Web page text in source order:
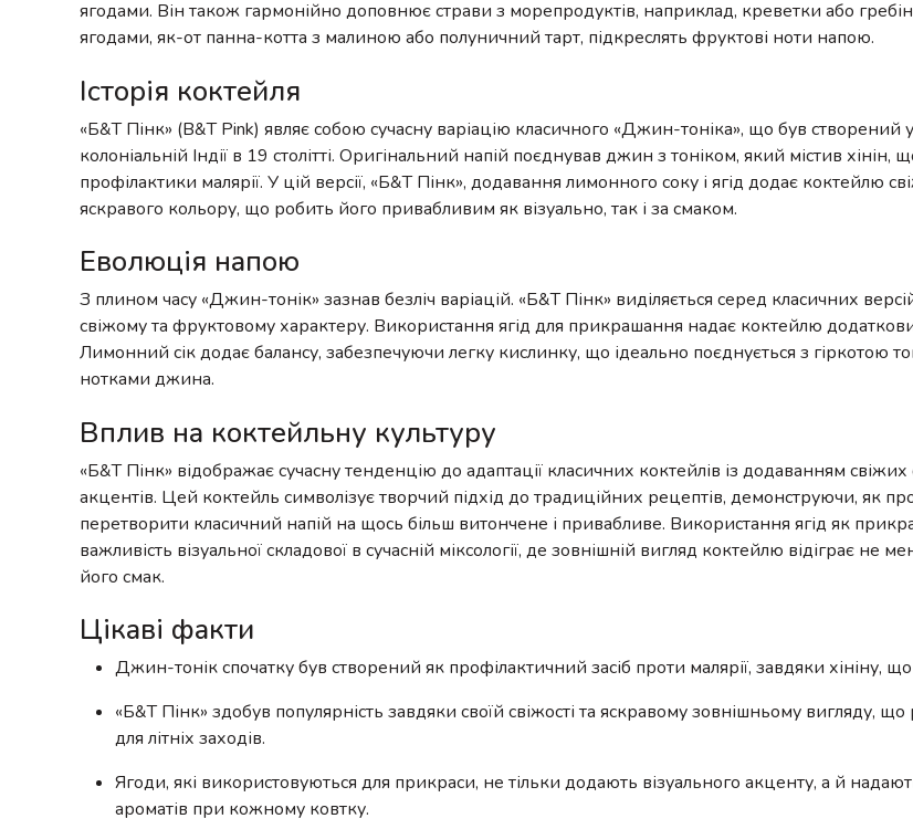
ягодами. Він також гармонійно доповнює страви з морепродуктів, наприклад, креветки або
ягодами, як-от панна-котта з малиною або полуничний тарт, підкреслять фруктові ноти напою.
Історія коктейля
«Б&Т Пінк» (B&T Pink) являє собою сучасну варіацію класичного «Джин-тоніка», що був створений
колоніальній Індії в 19 столітті. Оригінальний напій поєднував джин з тоніком, який містив хінін,
профілактики малярії. У цій версії, «Б&Т Пінк», додавання лимонного соку і ягід додає коктейлю
яскравого кольору, що робить його привабливим як візуально, так і за смаком.
Еволюція напою
З плином часу «Джин-тонік» зазнав безліч варіацій. «Б&Т Пінк» виділяється серед класичних
свіжому та фруктовому характеру. Використання ягід для прикрашання надає коктейлю
Лимонний сік додає балансу, забезпечуючи легку кислинку, що ідеально поєднується з гіркотою
нотками джина.
Вплив на коктейльну культуру
«Б&Т Пінк» відображає сучасну тенденцію до адаптації класичних коктейлів із додаванням свіжих
акцентів. Цей коктейль символізує творчий підхід до традиційних рецептів, демонструючи, як
перетворити класичний напій на щось більш витончене і привабливе. Використання ягід як
важливість візуальної складової в сучасній міксології, де зовнішній вигляд коктейлю відіграє не
його смак.
Цікаві факти
Джин-тонік спочатку був створений як профілактичний засіб проти малярії, завдяки хініну, що
«Б&Т Пінк» здобув популярність завдяки своїй свіжості та яскравому зовнішньому вигляду,
для літніх заходів.
Ягоди, які використовуються для прикраси, не тільки додають візуального акценту, а й
ароматів при кожному ковтку.